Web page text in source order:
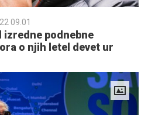
09.01
izredne podnebne
o njih letel devet ur